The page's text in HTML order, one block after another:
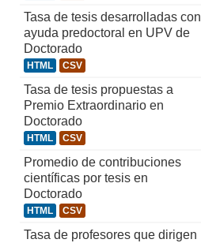
Tasa de tesis desarrolladas con
ayuda predoctoral en UPV de
Doctorado
HTML CSV
Tasa de tesis propuestas a
Premio Extraordinario en
Doctorado
HTML CSV
Promedio de contribuciones
científicas por tesis en
Doctorado
HTML CSV
Tasa de profesores que dirigen